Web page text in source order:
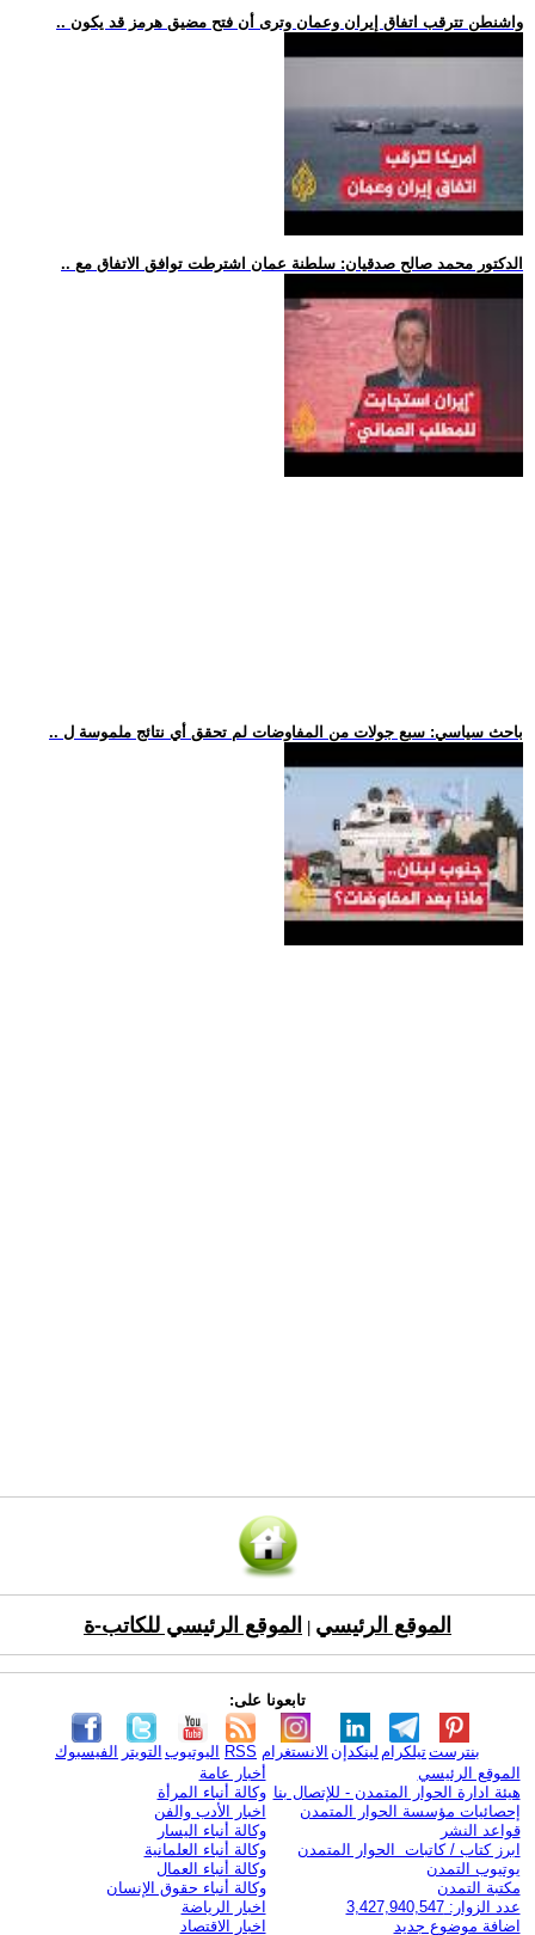
.. واشنطن تترقب اتفاق إيران وعمان وترى أن فتح مضيق هرمز قد يكون
.. الدكتور محمد صالح صدقيان: سلطنة عمان اشترطت توافق الاتفاق مع
.. باحث سياسي: سبع جولات من المفاوضات لم تحقق أي نتائج ملموسة ل
الموقع الرئيسي الموقع الرئيسي للكاتب-ة
تابعونا على:
الفيسبوك التويتر اليوتيوب RSS الانستغرام لينكدإن تيلكرامبنترست
الموقع الرئيسي
هيئة ادارة الحوار المتمدن - للإتصال بنا
إحصائيات مؤسسة الحوار المتمدن
قواعد النشر
ابرز كتاب / كاتبات الحوار المتمدن
يوتيوب التمدن
مكتبة التمدن
عدد الزوار: 3,427,940,547
اضافة موضوع جديد
أخبار عامة
وكالة أنباء المرأة
اخبار الأدب والفن
وكالة أنباء اليسار
وكالة أنباء العلمانية
وكالة أنباء العمال
وكالة أنباء حقوق الإنسان
اخبار الرياضة
اخبار الاقتصاد